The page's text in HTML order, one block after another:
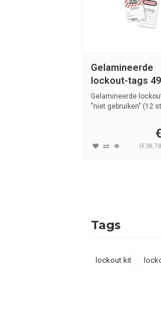
Gelamineerde
lockout-tags
Gelamineerde
"niet gebruiken" (12
Tags
lockout kit